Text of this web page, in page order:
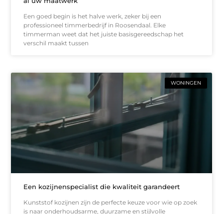
Een goed begin is het halve werk, zeker bij een
professioneel timmerbedrijf in Roosendaal. Elke
timmerman weet dat het juiste basisgereedschap het
verschil maakt tussen
WONINGEN
Een kozijnenspecialist die kwaliteit garandeert
Kunststof kozijnen zijn de perfecte keuze voor wie op zoek
is naar onderhoudsarme, duurzame en stijlvolle